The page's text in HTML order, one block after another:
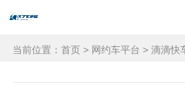
当前位置： 首页 > 网约车平台 > 滴滴快